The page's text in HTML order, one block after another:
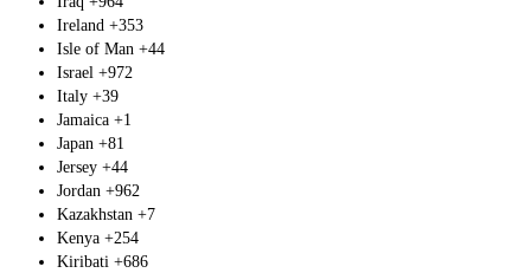
Ireland +353
Isle of Man +44
Israel +972
Italy +39
Jamaica +1
Japan +81
Jersey +44
Jordan +962
Kazakhstan +7
Kenya +254
Kiribati +686